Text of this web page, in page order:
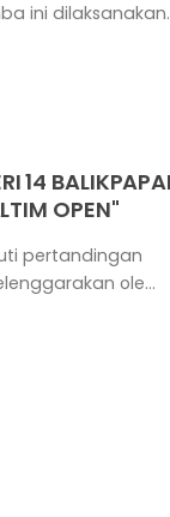
ini
14
OPEN"
pertandingan
ole...